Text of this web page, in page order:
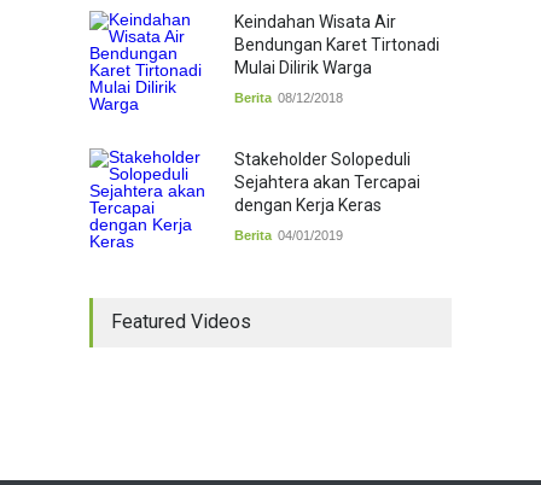
Keindahan Wisata Air
Bendungan Karet Tirtonadi
Mulai Dilirik Warga
Berita 08/12/2018
Stakeholder Solopeduli
Sejahtera akan Tercapai
dengan Kerja Keras
Berita 04/01/2019
Featured Videos